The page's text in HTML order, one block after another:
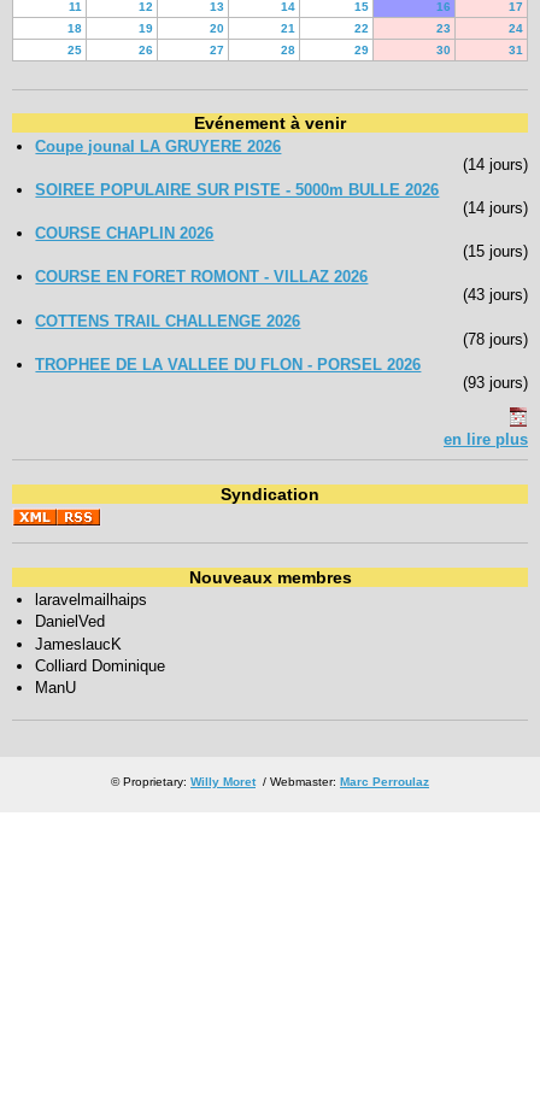
11
12 13 14 15 16
17
18
19 20 21 22 23
24
25
26 27 28 29 30 31
Evénement à venir
Coupe jounal LA GRUYERE 2026
(14 jours)
SOIREE POPULAIRE SUR PISTE - 5000m BULLE 2026
(14 jours)
COURSE CHAPLIN 2026
(15 jours)
COURSE EN FORET ROMONT - VILLAZ 2026
(43 jours)
COTTENS TRAIL CHALLENGE 2026
(78 jours)
TROPHEE DE LA VALLEE DU FLON - PORSEL 2026
(93 jours)
en lire plus
Syndication
Nouveaux membres
laravelmailhaips
DanielVed
JameslaucK
Colliard Dominique
ManU
© Proprietary: Willy Moret/ Webmaster: Marc Perroulaz